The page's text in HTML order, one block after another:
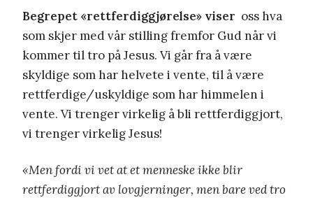
Begrepet «rettferdiggjørelse» viser oss hva
som skjer med vår stilling fremfor Gud når vi
kommer til tro på Jesus. Vi går fra å være
skyldige som har helvete i vente, til å være
rettferdige/uskyldige som har himmelen i
vente. Vi trenger virkelig å bli rettferdiggjort,
vi trenger virkelig Jesus!
«Men fordi vi vet at et menneske ikke blir
rettferdiggjort av lovgjerninger, men bare ved tro